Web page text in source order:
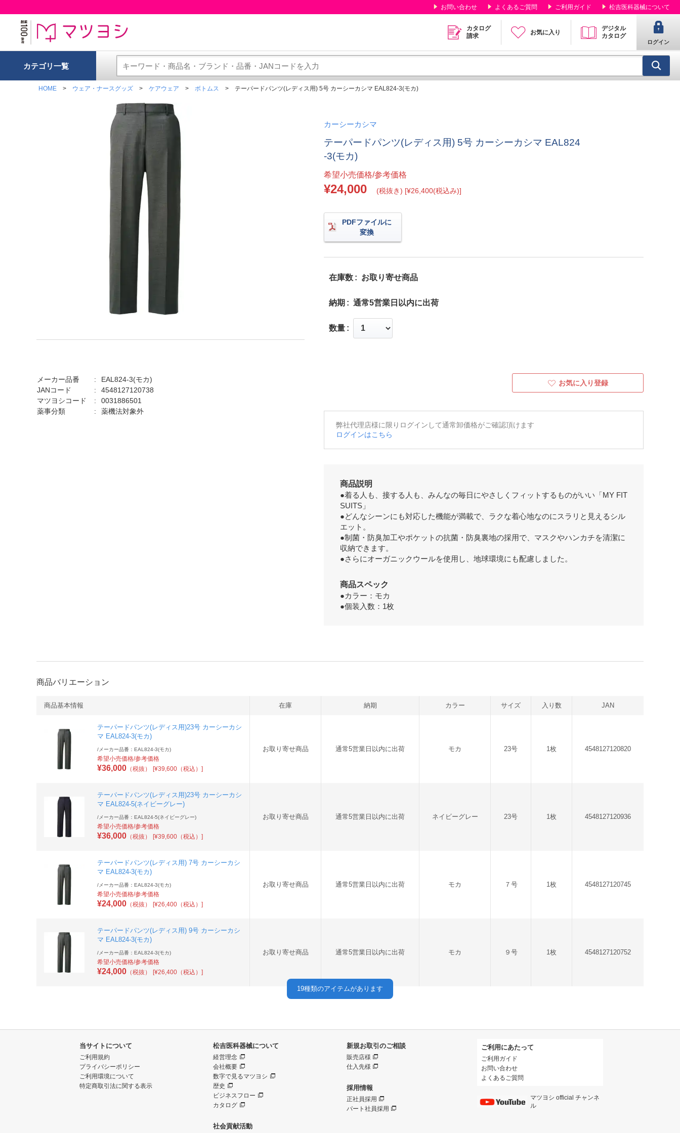
お問い合わせ よくあるご質問 ご利用ガイド 松吉医科器械について
カタログ
請求
お気に入り
デジタル
カタログ
ログイン
カテゴリ一覧
HOME ウェア・ナースグッズ ケアウェア ボトムス テーパードパンツ(レディス用) 5号 カーシーカシマ EAL824-3(モカ)
メーカー品番
EAL824-3(モカ)
JANコード
4548127120738
マツヨシコード
0031886501
薬事分類
薬機法対象外
カーシーカシマ
テーパードパンツ(レディス用) 5号 カーシーカシマ EAL824
-3(モカ)
希望小売価格/参考価格
¥24,000 (税抜き) [¥26,400(税込み)]
PDFファイルに
変換
在庫数 お取り寄せ商品
納期 通常5営業日以内に出荷
数量
お気に入り登録
弊社代理店様に限りログインして通常卸価格がご確認頂けます
ログインはこちら
商品説明
●着る人も、接する人も、みんなの毎日にやさしくフィットするものがいい「MY FIT
SUITS」
●どんなシーンにも対応した機能が満載で、ラクな着心地なのにスラリと見えるシル
エット。
●制菌・防臭加工やポケットの抗菌・防臭裏地の採用で、マスクやハンカチを清潔に
収納できます。
●さらにオーガニックウールを使用し、地球環境にも配慮しました。
商品スペック
●カラー：モカ
●個装入数：1枚
商品バリエーション
商品基本情報 在庫 納期 カラー サイズ 入り数 JAN
テーパードパンツ(レディス用)23号 カーシーカシ
マ EAL824-3(モカ)
/ メーカー品番：EAL824-3(モカ)
希望小売価格/参考価格
¥36,000 （税抜） [¥39,600（税込）]
お取り寄せ商品 通常5営業日以内に出荷 モカ 23号 1枚 4548127120820
テーパードパンツ(レディス用)23号 カーシーカシ
マ EAL824-5(ネイビーグレー)
/ メーカー品番：EAL824-5(ネイビーグレー)
希望小売価格/参考価格
¥36,000 （税抜） [¥39,600（税込）]
お取り寄せ商品 通常5営業日以内に出荷 ネイビーグレー 23号 1枚 4548127120936
テーパードパンツ(レディス用) 7号 カーシーカシ
マ EAL824-3(モカ)
/ メーカー品番：EAL824-3(モカ)
希望小売価格/参考価格
¥24,000 （税抜） [¥26,400（税込）]
お取り寄せ商品 通常5営業日以内に出荷 モカ ７号 1枚 4548127120745
テーパードパンツ(レディス用) 9号 カーシーカシ
マ EAL824-3(モカ)
/ メーカー品番：EAL824-3(モカ)
希望小売価格/参考価格
¥24,000 （税抜） [¥26,400（税込）]
お取り寄せ商品 通常5営業日以内に出荷 モカ ９号 1枚 4548127120752
19種類のアイテムがあります
当サイトについて
ご利用規約
プライバシーポリシー
ご利用環境について
特定商取引法に関する表示
松吉医科器械について
経営理念
会社概要
数字で見るマツヨシ
歴史
ビジネスフロー
カタログ
社会貢献活動
新規お取引のご相談
販売店様
仕入先様
採用情報
正社員採用
パート社員採用
ご利用にあたって
ご利用ガイド
お問い合わせ
よくあるご質問
マツヨシ official チャンネ
ル